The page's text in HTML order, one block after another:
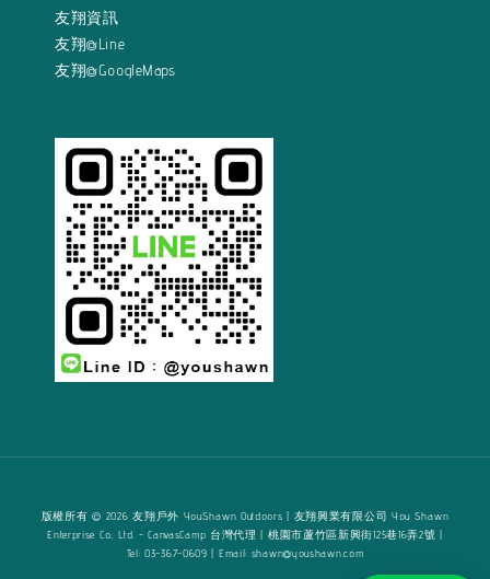
友翔資訊
友翔@Line
友翔@GoogleMaps
版權所有 © 2026 友翔戶外 YouShawn Outdoors | 友翔興業有限公司 You Shawn
Enterprise Co., Ltd. - CanvasCamp 台灣代理 | 桃園市蘆竹區新興街125巷16弄2號 |
Tel: 03-367-0609 | Email: shawn@youshawn.com